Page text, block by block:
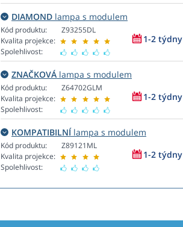
DIAMOND lampa s modulem
Kód produktu:
Kvalita projekce:
Spolehlivost:
Z93255DL
1-2 týdny
ZNAČKOVÁ lampa s modulem
Kód produktu:
Kvalita projekce:
Spolehlivost:
Z64702GLM
1-2 týdny
KOMPATIBILNÍlampa s modulem
Kód produktu:
Kvalita projekce:
Spolehlivost:
Z89121ML
1-2 týdny